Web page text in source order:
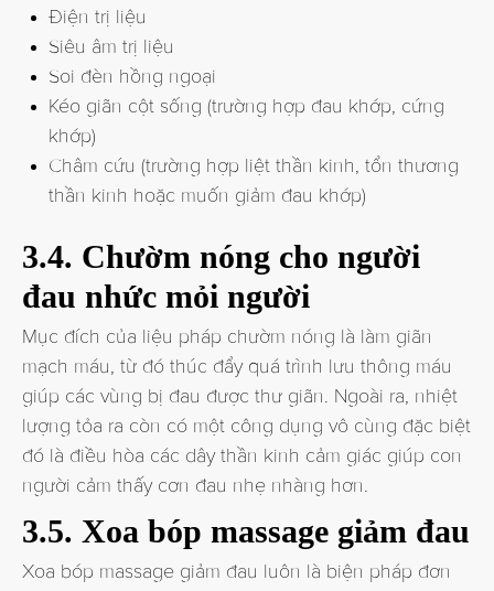
Điện trị liệu
Siêu âm trị liệu
Soi đèn hồng ngoại
Kéo giãn cột sống (trường hợp đau khớp, cứng
khớp)
Châm cứu (trường hợp liệt thần kinh, tổn thương
thần kinh hoặc muốn giảm đau khớp)
3.4. Chườm nóng cho người
đau nhức mỏi người
Mục đích của liệu pháp chườm nóng là làm giãn
mạch máu, từ đó thúc đẩy quá trình lưu thông máu
giúp các vùng bị đau được thư giãn. Ngoài ra, nhiệt
lượng tỏa ra còn có một công dụng vô cùng đặc biệt
đó là điều hòa các dây thần kinh cảm giác giúp con
người cảm thấy cơn đau nhẹ nhàng hơn.
3.5. Xoa bóp massage giảm đau
Xoa bóp massage giảm đau luôn là biện pháp đơn